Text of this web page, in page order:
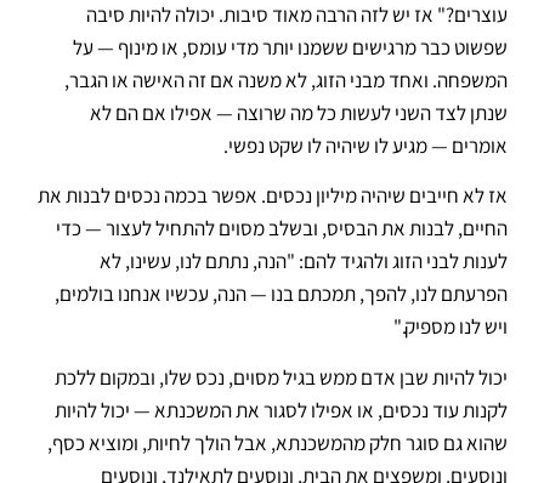
עוצרים?" אז יש לזה הרבה מאוד סיבות. יכולה להיות סיבה
שפשוט כבר מרגישים ששמנו יותר מדי עומס, או מינוף — על
המשפחה. ואחד מבני הזוג, לא משנה אם זה האישה או הגבר,
שנתן לצד השני לעשות כל מה שרוצה — אפילו אם הם לא
אומרים — מגיע לו שיהיה לו שקט נפשי.
אז לא חייבים שיהיה מיליון נכסים. אפשר בכמה נכסים לבנות את
החיים, לבנות את הבסיס, ובשלב מסוים להתחיל לעצור — כדי
לענות לבני הזוג ולהגיד להם: "הנה, נתתם לנו, עשינו, לא
הפרעתם לנו, להפך, תמכתם בנו — הנה, עכשיו אנחנו בולמים,
ויש לנו מספיק."
יכול להיות שבן אדם ממש בגיל מסוים, נכס שלו, ובמקום ללכת
לקנות עוד נכסים, או אפילו לסגור את המשכנתא — יכול להיות
שהוא גם סוגר חלק מהמשכנתא, אבל הולך לחיות, ומוציא כסף,
ונוסעים, ומשפצים את הבית, ונוסעים לתאילנד, ונוסעים